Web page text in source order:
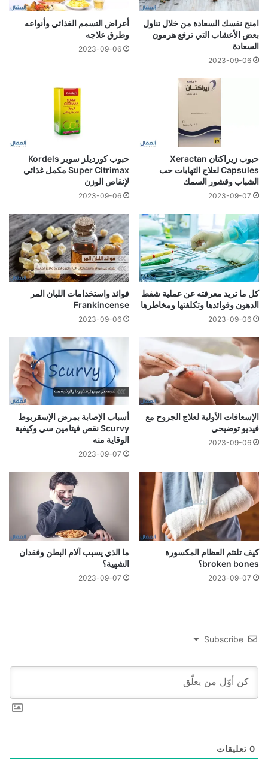
امنح نفسك السعادة من خلال تناول
بعض الأعشاب التي ترفع هرمون
السعادة
2023-09-06
أعراض التسمم الغذائي وأنواعه
وطرق علاجه
2023-09-06
حبوب زيراكتان Xeractan
Capsules لعلاج التهابات حب
الشباب وقشور السمك
2023-09-07
حبوب كورديلز سوبر Kordels
Super Citrimax مكمل غذائي
لإنقاص الوزن
2023-09-06
كل ما تريد معرفته عن عملية شفط
الدهون وفوائدها وتكلفتها ومخاطرها
2023-09-06
فوائد واستخدامات اللبان المر
Frankincense
2023-09-06
الإسعافات الأولية لعلاج الجروح مع
فيديو توضيحي
2023-09-06
أسباب الإصابة بمرض الإسقربوط
Scurvy نقص فيتامين سي وكيفية
الوقاية منه
2023-09-07
كيف تلتئم العظام المكسورة
broken bones؟
2023-09-07
ما الذي يسبب آلام البطن وفقدان
الشهية؟
2023-09-07
Subscribe
0 تعليقات